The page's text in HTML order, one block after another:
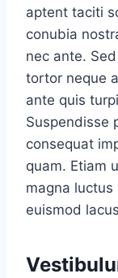
aptent taciti
conubia
nec ante.
tortor neque
ante quis
Suspendisse
consequat
quam. Etiam
magna
euismod